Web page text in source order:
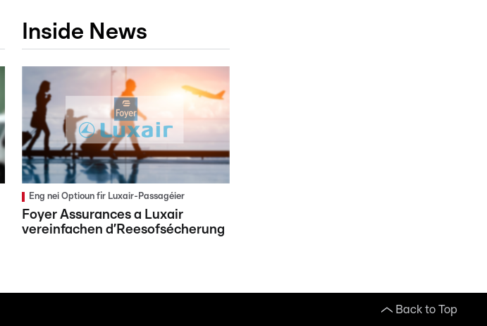
Inside News
Eng nei Optioun fir Luxair-Passagéier
Foyer Assurances a Luxair
vereinfachen d’Reesofsécherung
Back to Top